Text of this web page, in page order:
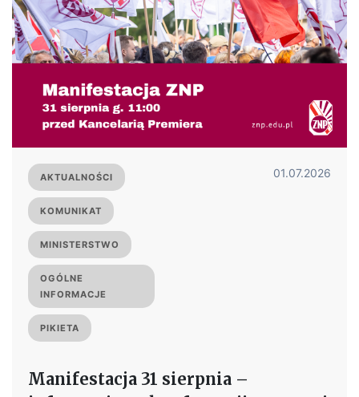
AKTUALNOŚCI
KOMUNIKAT
MINISTERSTWO
OGÓLNE
INFORMACJE
PIKIETA
01.07.2026
Manifestacja 31 sierpnia –